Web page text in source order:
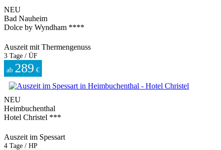
NEU
Bad Nauheim
Dolce by Wyndham ****
Auszeit mit Thermengenuss
3 Tage / ÜF
ab 289 €
NEU
Heimbuchenthal
Hotel Christel ***
Auszeit im Spessart
4 Tage / HP